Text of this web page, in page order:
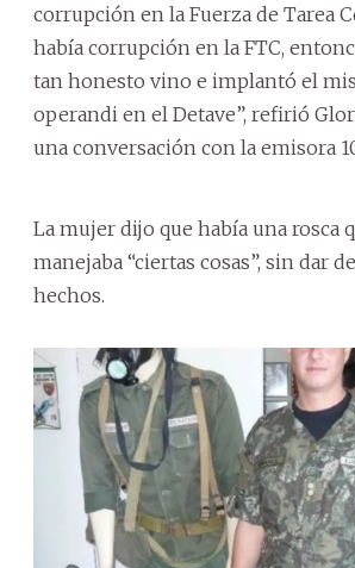
corrupción en la Fuerza de Tarea
había corrupción en la FTC,
tan honesto vino e implantó el
operandi en el Detave”, refirió
una conversación con la emisora
La mujer dijo que había una rosca
manejaba “ciertas cosas”, sin dar
hechos.